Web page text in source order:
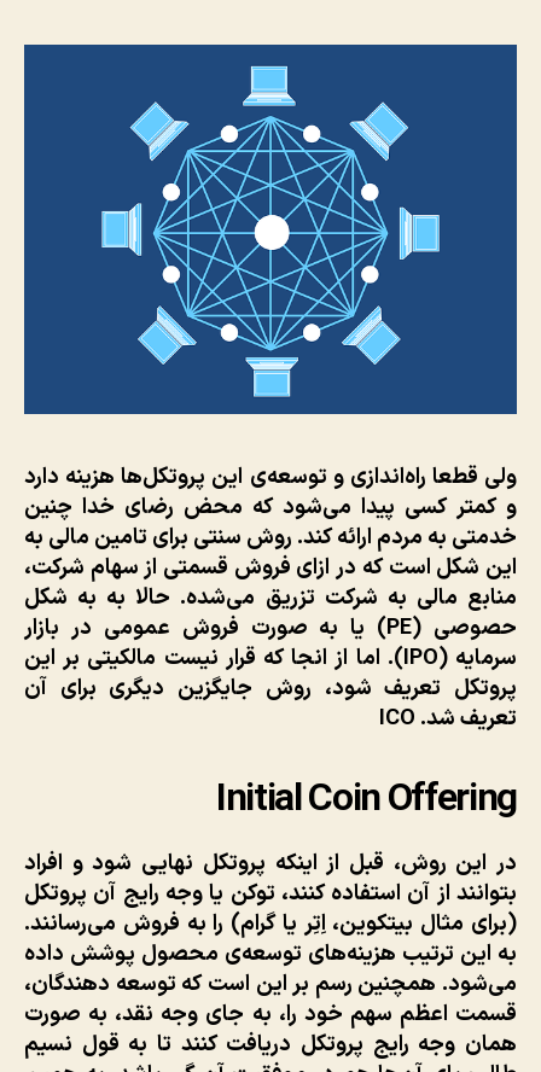
ولی قطعا راه‌اندازی و توسعه‌ی این پروتکل‌ها هزینه دارد
و کمتر کسی پیدا می‌شود که محض رضای خدا چنین
خدمتی به مردم ارائه کند. روش سنتی برای تامین مالی به
این شکل است که در ازای فروش قسمتی از سهام شرکت،
منابع مالی به شرکت تزریق می‌شده. حالا به به شکل
حصوصی (PE) یا به صورت فروش عمومی در بازار
سرمایه (IPO). اما از انجا که قرار نیست مالکیتی بر این
پروتکل تعریف شود، روش جایگزین دیگری برای آن
تعریف شد. ICO
Initial Coin Offering
در این روش، قبل از اینکه پروتکل نهایی شود و افراد
بتوانند از آن استفاده کنند، توکن یا وجه رایج آن پروتکل
(برای مثال بیتکوین، اِتِر یا گرام) را به فروش می‌رسانند.
به این ترتیب هزینه‌های توسعه‌ی محصول پوشش داده
می‌شود. همچنین رسم بر این است که توسعه دهندگان،
قسمت اعظم سهم خود را، به جای وجه نقد، به صورت
همان وجه رایج پروتکل دریافت کنند تا به قول نسیم